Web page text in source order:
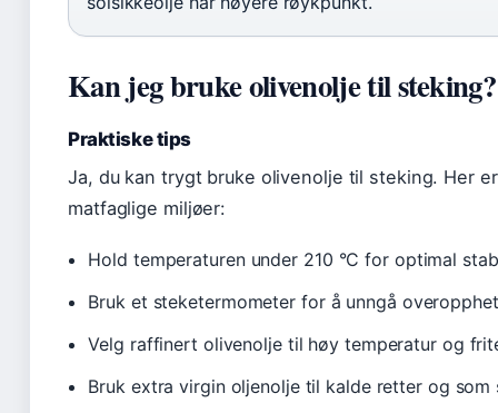
Kan jeg bruke olivenolje til steking?
Praktiske tips
Ja, du kan trygt bruke olivenolje til steking. Her
matfaglige miljøer:
Hold temperaturen under 210 °C for optimal
Bruk et steketermometer for å unngå
Velg raffinert olivenolje til høy temperatur og
Bruk extra virgin oljenolje til kalde retter og som